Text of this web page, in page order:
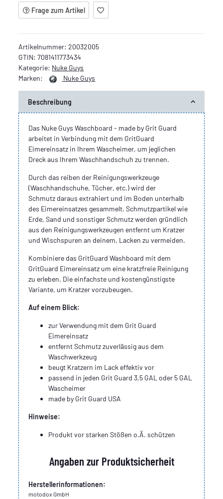
Frage zum Artikel
Artikelnummer:20032005
GTIN: 7081411773434
Kategorie: Nuke Guys
Marken:
Nuke Guys
Beschreibung
Das Nuke Guys Waschboard - made by Grit Guard
arbeitet in Verbindung mit dem GritGuard
Eimereinsatz in Ihrem Wascheimer, um jeglichen
Dreck aus Ihrem Waschhandschuh zu trennen.
Durch das reiben der Reinigungswerkzeuge
(Waschhandschuhe, Tücher, etc.) wird der
Schmutz daraus extrahiert und im Boden unterhalb
des Eimereinsatzes gesammelt. Schmutzpartikel wie
Erde, Sand und sonstiger Schmutz werden gründlich
aus den Reinigungswerkzeugen entfernt um Kratzer
und Wischspuren an deinem, Lacken zu vermeiden.
Kombiniere das GritGuard Washboard mit dem
GritGuard Eimereinsatz um eine kratzfreie Reinigung
zu erleben. Die einfachste und kostengünstigste
Variante, um Kratzer vorzubeugen.
Auf einem Blick:
zur Verwendung mit dem Grit Guard
Eimereinsatz
entfernt Schmutz zuverlässig aus dem
Waschwerkzeug
beugt Kratzern im Lack effektiv vor
passend in jeden Grit Guard 3,5 GAL oder 5 GAL
Wascheimer
made by Grit Guard USA
Hinweise:
Produkt vor starken Stößen o.Ä. schützen
Angaben zur Produktsicherheit
Herstellerinformationen:
motodox GmbH